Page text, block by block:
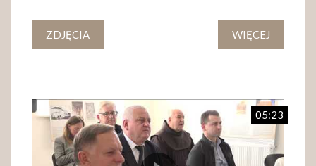
WIĘCEJ
ZDJĘCIA
05:23